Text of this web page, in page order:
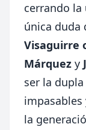
cerrando
única duda
Visaguirre
Márquez y
ser la
impasables
la